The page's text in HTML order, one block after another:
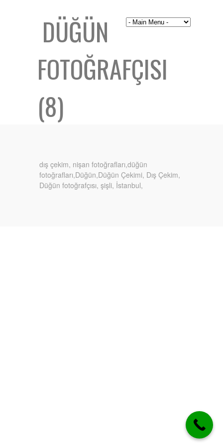
DÜĞÜN
FOTOĞRAFÇISI
(8)
dış çekim, nişan fotoğrafları,düğün
fotoğrafları,Düğün,Düğün Çekimi, Dış Çekim,
Düğün fotoğrafçısı, şişli, İstanbul,